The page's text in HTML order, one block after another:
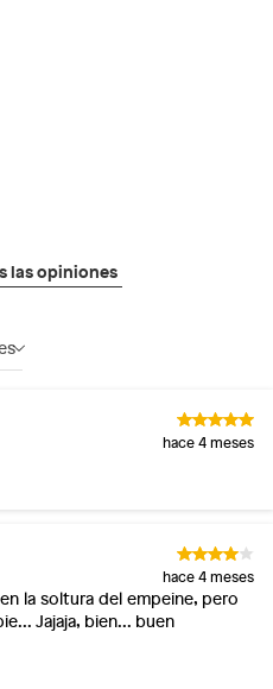
las opiniones
hace 4 meses
hace 4 meses
la soltura del empeine, pero
Jajaja, bien... buen